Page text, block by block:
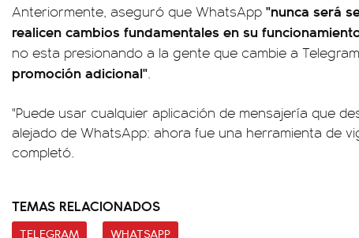
Anteriormente, aseguró que WhatsApp "nunca será
realicen cambios fundamentales en su
no esta presionando a la gente que cambie a
promoción adicional".
"Puede usar cualquier aplicación de mensajería que
alejado de WhatsApp: ahora fue una herramienta de
completó.
TEMAS RELACIONADOS
TELEGRAM WHATSAPP